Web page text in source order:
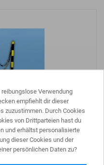
für Ihnen und
Verwendung
empfiehlt dir dieser
zuzustimmen. Durch Cookies
von Drittparteien hast du
und erhältst personalisierte
dieser Cookies und der
persönlichen Daten zu?